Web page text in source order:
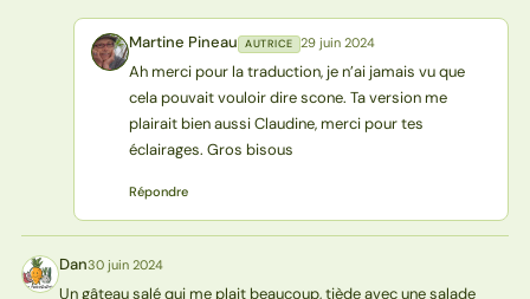
MP Martine Pineau AUTRICE 29 juin 2024
Ah merci pour la traduction, je n’ai jamais vu que
cela pouvait vouloir dire scone. Ta version me
plairait bien aussi Claudine, merci pour tes
éclairages. Gros bisous
Répondre
D Dan30 juin 2024
Un gâteau salé qui me plait beaucoup, tiède avec une salade